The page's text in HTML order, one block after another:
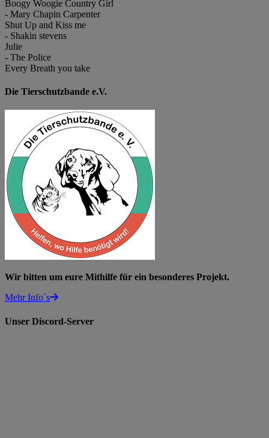
Boogy Woogie Country Girl
- Mary Chapin Carpenter
Shut Up and Kiss me
- Shakin stevens
Julie
- The Police
Every Breath you take
Die Tierschutzbande e.V.
Wir bitten um eure Mithilfe für ein besonderes Projekt.
Mehr Info´s
Unser Discord-Server